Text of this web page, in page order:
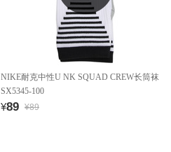
NIKE耐克中性U NK SQUAD CREW长筒袜
SX5345-100
¥89 ¥89